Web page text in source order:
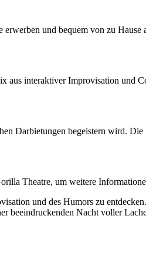
und bequem von zu Hause
interaktiver Improvisation und
Darbietungen begeistern wird.
Theatre, um weitere
und des Humors zu
beeindruckenden Nacht voller